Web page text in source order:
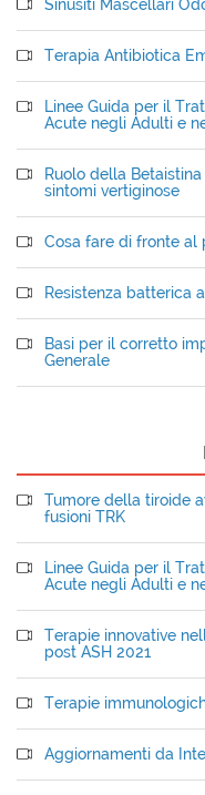
Sinusiti Mascellari
Terapia Antibiotica
Linee Guida per il
Acute negli Adulti e
Ruolo della
sintomi vertiginose
Cosa fare di fronte al
Resistenza batterica
Basi per il corretto
Generale
Tumore della tiroide
fusioni TRK
Linee Guida per il
Acute negli Adulti e
Terapie innovative
post ASH 2021
Terapie
Aggiornamenti da